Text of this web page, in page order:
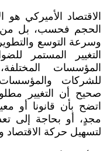
الاقتصاد الأميركي
الحجم فحسب، بل من
وسرعة التوسع
التغيير المستمر
المؤسسات
للشركات
صحيح أن التغيير
اتضح بأن قانونا أو
مجدٍ، أو بحاجة إلى
لتسهيل حركة الاقتصاد